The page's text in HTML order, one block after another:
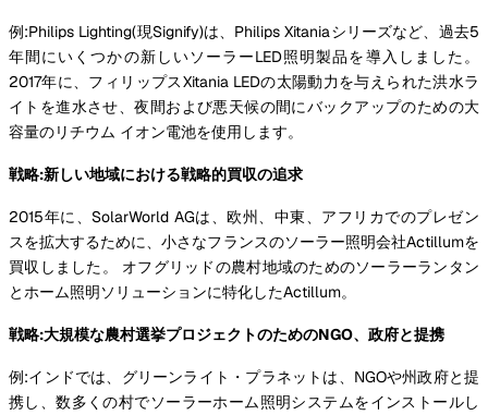
例:Philips Lighting(現Signify)は、Philips Xitaniaシリーズなど、過去5
年間にいくつかの新しいソーラーLED照明製品を導入しました。
2017年に、フィリップスXitania LEDの太陽動力を与えられた洪水ラ
イトを進水させ、夜間および悪天候の間にバックアップのための大
容量のリチウム イオン電池を使用します。
戦略:新しい地域における戦略的買収の追求
2015年に、SolarWorld AGは、欧州、中東、アフリカでのプレゼン
スを拡大するために、小さなフランスのソーラー照明会社Actillumを
買収しました。 オフグリッドの農村地域のためのソーラーランタン
とホーム照明ソリューションに特化したActillum。
戦略:大規模な農村選挙プロジェクトのためのNGO、政府と提携
例:インドでは、グリーンライト・プラネットは、NGOや州政府と提
携し、数多くの村でソーラーホーム照明システムをインストールし